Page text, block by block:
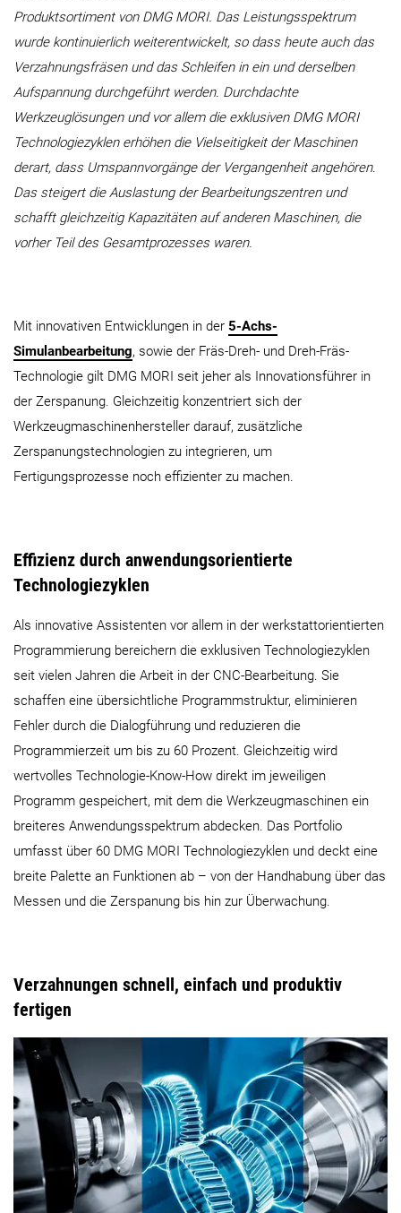
Produktsortiment von DMG MORI. Das Leistungsspektrum
wurde kontinuierlich weiterentwickelt, so dass heute auch das
Verzahnungsfräsen und das Schleifen in ein und derselben
Aufspannung durchgeführt werden. Durchdachte
Werkzeuglösungen und vor allem die exklusiven DMG MORI
Technologiezyklen erhöhen die Vielseitigkeit der Maschinen
derart, dass Umspannvorgänge der Vergangenheit angehören.
Das steigert die Auslastung der Bearbeitungszentren und
schafft gleichzeitig Kapazitäten auf anderen Maschinen, die
vorher Teil des Gesamtprozesses waren.
Mit innovativen Entwicklungen in der 5-Achs-
Simulanbearbeitung, sowie der Fräs-Dreh- und Dreh-Fräs-
Technologie gilt DMG MORI seit jeher als Innovationsführer in
der Zerspanung. Gleichzeitig konzentriert sich der
Werkzeugmaschinenhersteller darauf, zusätzliche
Zerspanungstechnologien zu integrieren, um
Fertigungsprozesse noch effizienter zu machen.
Effizienz durch anwendungsorientierte
Technologiezyklen
Als innovative Assistenten vor allem in der werkstattorientierten
Programmierung bereichern die exklusiven Technologiezyklen
seit vielen Jahren die Arbeit in der CNC-Bearbeitung. Sie
schaffen eine übersichtliche Programmstruktur, eliminieren
Fehler durch die Dialogführung und reduzieren die
Programmierzeit um bis zu 60 Prozent. Gleichzeitig wird
wertvolles Technologie-Know-How direkt im jeweiligen
Programm gespeichert, mit dem die Werkzeugmaschinen ein
breiteres Anwendungsspektrum abdecken. Das Portfolio
umfasst über 60 DMG MORI Technologiezyklen und deckt eine
breite Palette an Funktionen ab – von der Handhabung über das
Messen und die Zerspanung bis hin zur Überwachung.
Verzahnungen schnell, einfach und produktiv
fertigen